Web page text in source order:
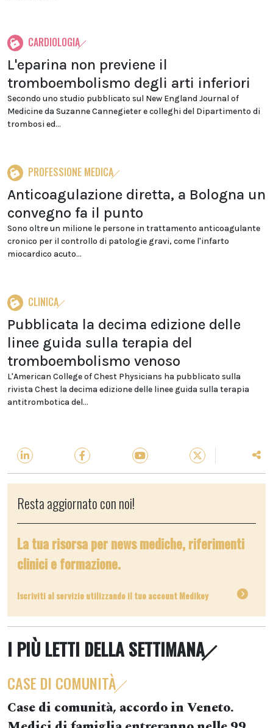
CARDIOLOGIA
L'eparina non previene il
tromboembolismo degli arti inferiori
Secondo uno studio pubblicato sul New England Journal of
Medicine da Suzanne Cannegieter e colleghi del Dipartimento di
trombosi ed...
PROFESSIONE MEDICA
Anticoagulazione diretta, a Bologna un
convegno fa il punto
Sono oltre un milione le persone in trattamento anticoagulante
cronico per il controllo di patologie gravi, come l'infarto
miocardico acuto...
CLINICA
Pubblicata la decima edizione delle
linee guida sulla terapia del
tromboembolismo venoso
L'American College of Chest Physicians ha pubblicato sulla
rivista Chest la decima edizione delle linee guida sulla terapia
antitrombotica del...
Resta aggiornato con noi!
La tua risorsa per news mediche, riferimenti
clinici e formazione.
Iscriviti al servizio utilizzando il tuo account Medikey
I PIÙ LETTI DELLA SETTIMANA
CASE DI COMUNITÀ
Case di comunità, accordo in Veneto.